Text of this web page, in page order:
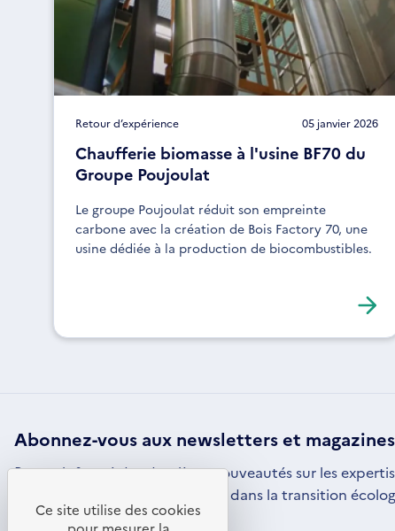
Retour d’expérience 05 janvier 2026
Chaufferie biomasse à l'usine BF70 du
Groupe Poujoulat
Le groupe Poujoulat réduit son empreinte
carbone avec la création de Bois Factory 70, une
usine dédiée à la production de biocombustibles.
Abonnez-vous aux newsletterset
Restez informé des dernières nouveautés sur les
par l'ADEME pour vous engager dans la transition
S'ABONNER
S'OUVRE
Ce site utilise des cookies